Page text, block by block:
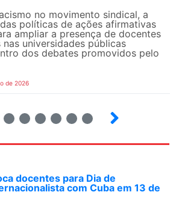
no movimento sindical, a
políticas de ações afirmativas
ampliar a presença de docentes
nas universidades públicas
dos debates promovidos pelo
de 2026
docentes para Dia de
com Cuba em 13 de